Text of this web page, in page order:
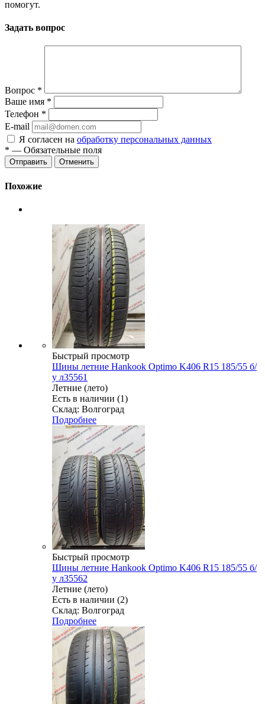
помогут.
Задать вопрос
Вопрос *
Ваше имя *
Телефон *
E-mail
Я согласен на обработку персональных данных
* — Обязательные поля
Отменить
Похожие
Быстрый просмотр
Шины летние Hankook Optimo K406 R15 185/55 б/
у л35561
Летние (лето)
Есть в наличии (1)
Склад: Волгоград
Подробнее
Быстрый просмотр
Шины летние Hankook Optimo K406 R15 185/55 б/
у л35562
Летние (лето)
Есть в наличии (2)
Склад: Волгоград
Подробнее